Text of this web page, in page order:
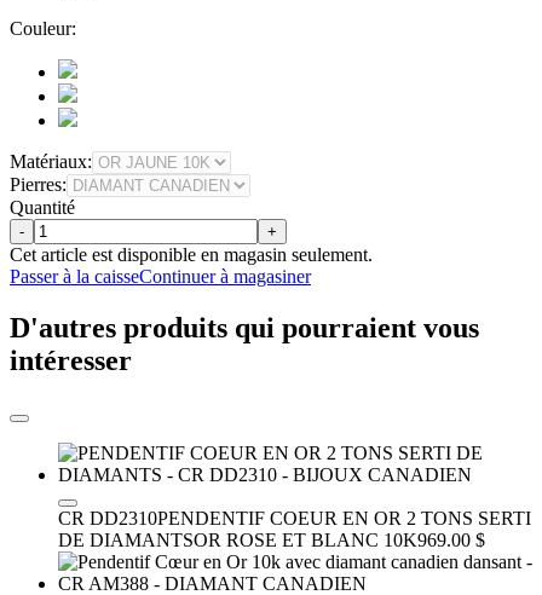
Couleur:
Matériaux:
Pierres:
Quantité
- +
Cet article est disponible en magasin seulement.
Passer à la caisseContinuer à magasiner
D'autres produits qui pourraient vous
intéresser
CR DD2310PENDENTIF COEUR EN OR 2 TONS SERTI
DE DIAMANTSOR ROSE ET BLANC 10K969.00 $